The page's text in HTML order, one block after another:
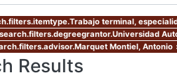
terminal,
Montiel, Antonio
Results